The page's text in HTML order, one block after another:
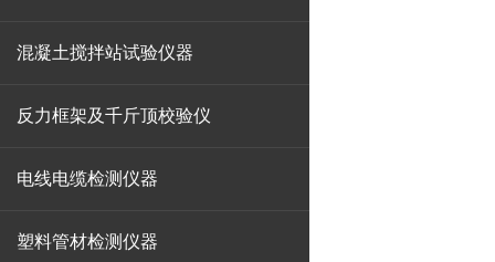
混凝土搅拌站试验仪器
反力框架及千斤顶校验仪
电线电缆检测仪器
塑料管材检测仪器